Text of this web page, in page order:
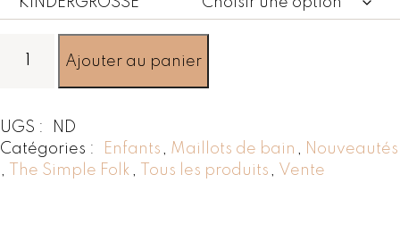
d
:
t
i
t
Ajouter au panier
UGS :
ND
Catégories :
Enfants , Maillots de bain , Nouveautés
,
The Simple Folk , Tous les produits , Vente